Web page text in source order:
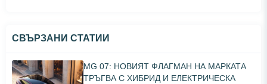
СВЪРЗАНИ СТАТИИ
MG 07: НОВИЯТ ФЛАГМАН НА МАРКАТА
ТРЪГВА С ХИБРИД И ЕЛЕКТРИЧЕСКА